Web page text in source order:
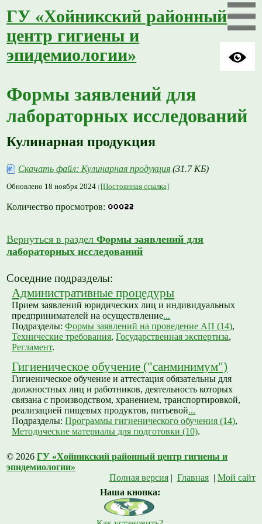
ГУ «Хойникский районный
центр гигиены и
эпидемиологии»
Формы заявлений для
лабораторных исследований
Кулинарная продукция
Скачать файл: Кулинарная продукция (31.7 КБ)
Обновлено 18 ноября 2024 [Постоянная ссылка]
Количество просмотров:
Вернуться в разделФормы заявлений для
лабораторных исследований
Соседние подразделы:
Административные процедуры
Прием заявлений юридических лиц и индивидуальных
предпринимателей на осуществление...
Подразделы:Формы заявлений на проведение АП (14),
Технические требования,Государственная экспертиза,
Регламент.
Гигиеническое обучение ("санминимум")
Гигиеническое обучение и аттестация обязательны для
должностных лиц и работников, деятельность которых
связана с производством, хранением, транспортировкой,
реализацией пищевых продуктов, питьевой...
Подразделы:Программы гигиенического обучения (14),
Методические материалы для подготовки (10).
© 2026ГУ «Хойникский районный центр гигиены и
эпидемиологии»
Полная версия| Главная| Мой сайт
Наша кнопка: